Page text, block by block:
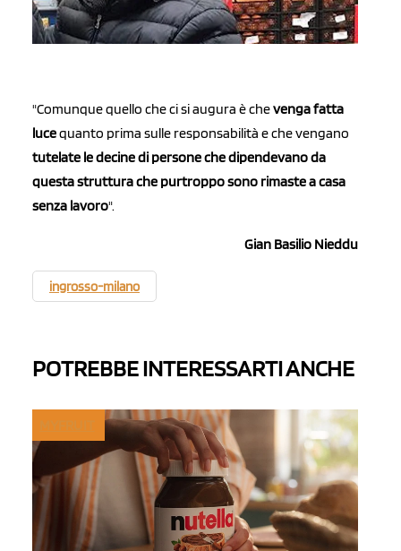
"Comunque quello che ci si augura è chevenga fatta
lucequanto prima sulle responsabilità e che vengano
tutelate le decine di persone che dipendevano da
questa struttura che purtroppo sono rimaste a casa
senza lavoro".
Gian Basilio Nieddu
ingrosso-milano
POTREBBE INTERESSARTI ANCHE